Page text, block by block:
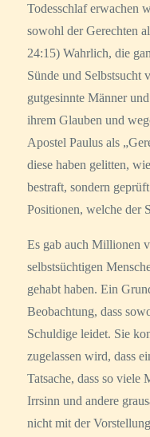
Todesschlaf erwachen
sowohl der Gerechten
24:15) Wahrlich, die
Sünde und Selbstsucht
gutgesinnte Männer
ihrem Glauben und
Apostel Paulus als
diese haben gelitten,
bestraft, sondern
Positionen, welche der
Es gab auch Millionen
selbstsüchtigen
gehabt haben. Ein
Beobachtung, dass
Schuldige leidet. Sie
zugelassen wird, dass
Tatsache, dass so
Irrsinn und andere
nicht mit der